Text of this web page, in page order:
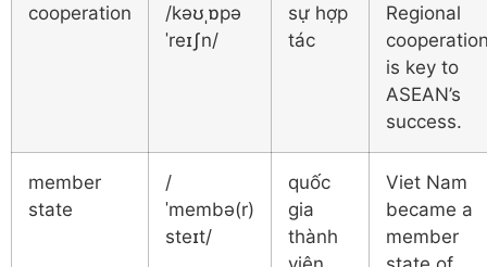
cooperation
/kəʊˌɒpə
ˈreɪʃn/
sự hợp
tác
Regional
is key to
ASEAN’s
success.
member
state
/
ˈmembə(r)
steɪt/
quốc
gia
thành
Viet Nam
became a
member